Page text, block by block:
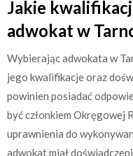
Jakie
adwokat w
Wybierając adwokata w
jego kwalifikacje oraz
powinien posiadać
być członkiem Okręgowej
uprawnienia do
adwokat miał